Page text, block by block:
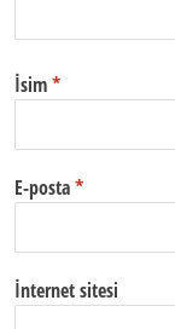
İsim*
E-posta*
İnternet sitesi